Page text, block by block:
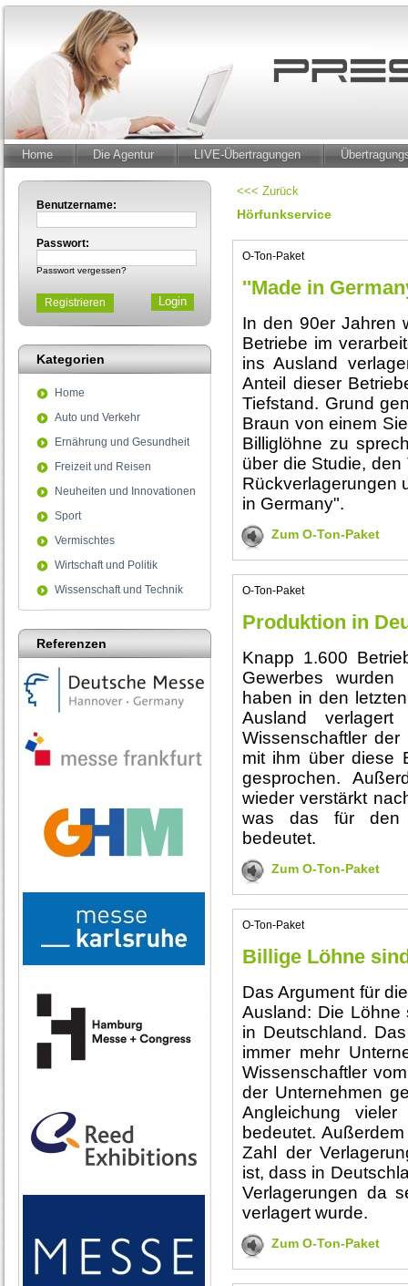
Home Die Agentur LIVE-Übertragungen
Benutzername:
Passwort:
Passwort vergessen?
Registrieren
Kategorien
Home
Auto und Verkehr
Ernährung und Gesundheit
Freizeit und Reisen
Neuheiten und Innovationen
Sport
Vermischtes
Wirtschaft und Politik
Wissenschaft und Technik
Referenzen
<<< Zurück
Hörfunkservice
O-Ton-Paket
''Made in
In den 90er Jahren
Betriebe im
ins Ausland
Anteil dieser
Tiefstand. Grund
Braun von einem
Billiglöhne zu
über die Studie,
Rückverlagerungen
in Germany".
Zum O-Ton-Paket
O-Ton-Paket
Produktion in
Knapp 1.600
Gewerbes
haben in den
Ausland
Wissenschaftler
mit ihm über diese
gesprochen.
wieder verstärkt
was das für den
bedeutet.
Zum O-Ton-Paket
O-Ton-Paket
Billige Löhne
Das Argument für
Ausland: Die Löhne
in Deutschland.
immer mehr
Wissenschaftler
der Unternehmen
Angleichung
bedeutet.
Zahl der
ist, dass in
Verlagerungen da
verlagert wurde.
Zum O-Ton-Paket